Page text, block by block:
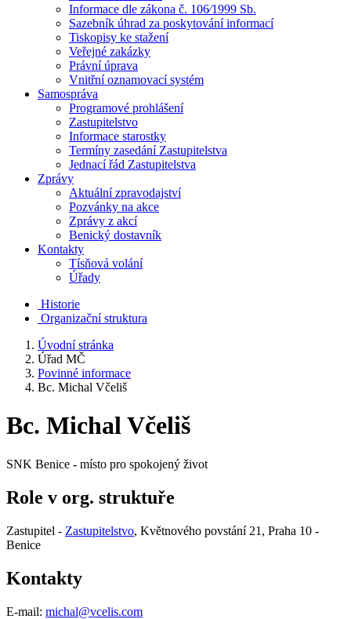
Informace dle zákona č. 106⁄1999 Sb.
Sazebník úhrad za poskytování informací
Tiskopisy ke stažení
Veřejné zakázky
Právní úprava
Vnitřní oznamovací systém
Samospráva
Programové prohlášení
Zastupitelstvo
Informace starostky
Termíny zasedání Zastupitelstva
Jednací řád Zastupitelstva
Zprávy
Aktuální zpravodajství
Pozvánky na akce
Zprávy z akcí
Benický dostavník
Kontakty
Tísňová volání
Úřady
Historie
Organizační struktura
Úvodní stránka
Úřad MČ
Povinné informace
Bc. Michal Včeliš
Bc. Michal Včeliš
SNK Benice - místo pro spokojený život
Role v org. struktuře
Zastupitel - Zastupitelstvo, Květnového povstání 21, Praha 10 -
Benice
Kontakty
E-mail: michal@vcelis.com